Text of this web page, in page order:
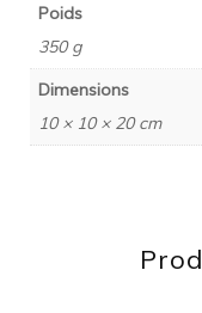
Poids
350 g
Dimensions
10 × 10 × 20 cm